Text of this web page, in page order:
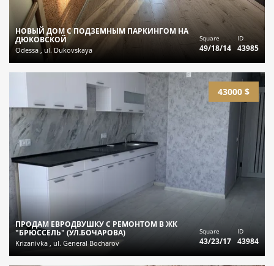
НОВЫЙ ДОМ С ПОДЗЕМНЫМ ПАРКИНГОМ НА
ДЮКОВСКОЙ
Odessa , ul. Dukovskaya
Square
49/18/14
ID
43985
43000 $
ПРОДАМ ЕВРОДВУШКУ С РЕМОНТОМ В ЖК
"БРЮССЕЛЬ" (УЛ.БОЧАРОВА)
Krizanivka , ul. General Bocharov
Square
43/23/17
ID
43984